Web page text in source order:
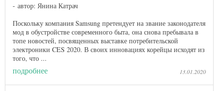
автор: Янина Катрач
Поскольку компания Samsung претендует на звание законодателя
мод в обустройстве современного быта, она снова пребывала в
топе новостей, посвященных выставке потребительской
электроники CES 2020. В своих инновациях корейцы исходят из
того, что ...
подробнее 13.01.2020